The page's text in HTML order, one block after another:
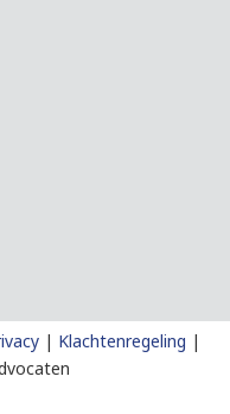
| Klachtenregeling |